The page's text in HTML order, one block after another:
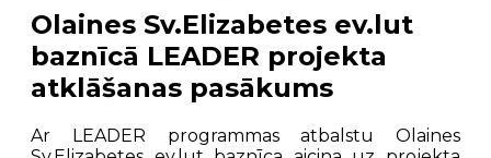
Olaines Sv.Elizabetes ev.lut
baznīcā LEADER projekta
atklāšanas pasākums
Ar LEADER programmas atbalstu Olaines